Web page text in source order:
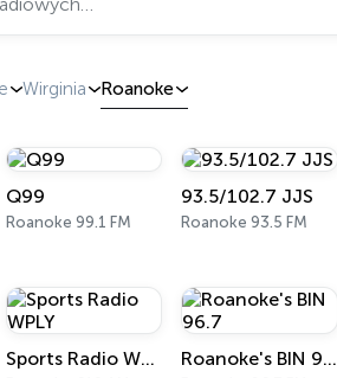
Wirginia Roanoke
Q99
Roanoke 99.1 FM
93.5/102.7 JJS
Roanoke 93.5 FM
Sports Radio WPLY Roanoke's BIN 96.7